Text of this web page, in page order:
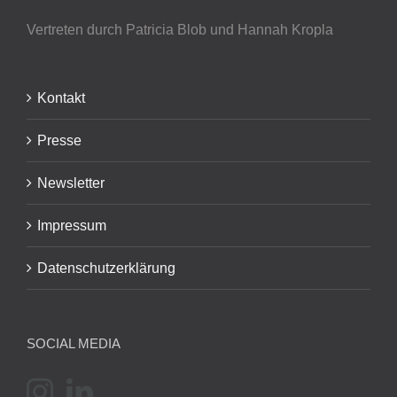
Vertreten durch Patricia Blob und Hannah Kropla
Kontakt
Presse
Newsletter
Impressum
Datenschutzerklärung
SOCIAL MEDIA